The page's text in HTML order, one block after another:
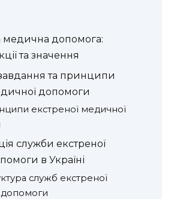
медична допомога:
та значення
та принципи
допомоги
екстреної медичної
служби екстреної
в Україні
служб екстреної